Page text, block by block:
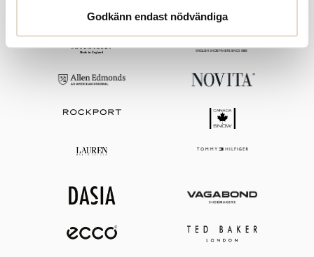
Godkänn endast nödvändiga